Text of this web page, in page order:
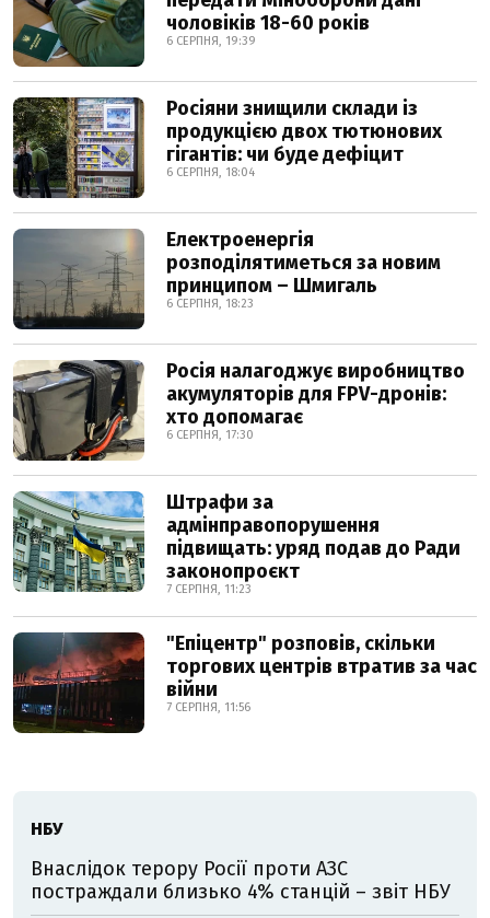
чоловіків 18-60 років
6 СЕРПНЯ, 19:39
Росіяни знищили склади із
продукцією двох тютюнових
гігантів: чи буде дефіцит
6 СЕРПНЯ, 18:04
Електроенергія
розподілятиметься за новим
принципом – Шмигаль
6 СЕРПНЯ, 18:23
Росія налагоджує виробництво
акумуляторів для FPV-дронів:
хто допомагає
6 СЕРПНЯ, 17:30
Штрафи за
адмінправопорушення
підвищать: уряд подав до Ради
законопроєкт
7 СЕРПНЯ, 11:23
"Епіцентр" розповів, скільки
торгових центрів втратив за час
війни
7 СЕРПНЯ, 11:56
НБУ
Внаслідок терору Росії проти АЗС
постраждали близько 4% станцій – звіт НБУ